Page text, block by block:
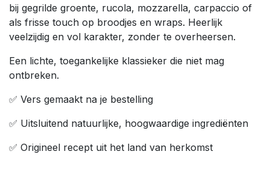
bij gegrilde groente, rucola, mozzarella, carpaccio of
als frisse touch op broodjes en wraps. Heerlijk
veelzijdig en vol karakter, zonder te overheersen.
Een lichte, toegankelijke klassieker die niet mag
ontbreken.
✅ Vers gemaakt na je bestelling
✅ Uitsluitend natuurlijke, hoogwaardige ingrediënten
✅ Origineel recept uit het land van herkomst